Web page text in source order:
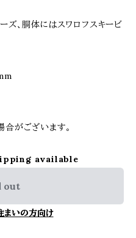
ズ、胴体にはスワロフスキービ
がございます。
available
out
まいの方向け